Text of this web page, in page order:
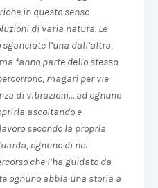
in questo senso
di varia natura. Le
l’una dall’altra,
fanno parte dello stesso
magari per vie
di vibrazioni… ad ognuno
ascoltando e
secondo la propria
ognuno di noi
che l’ha guidato da
ognuno abbia una storia a